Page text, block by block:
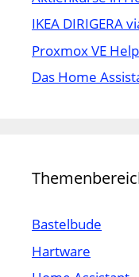
IKEA DIRIGERA
Proxmox VE
Das Home
Bastelbude
Hartware